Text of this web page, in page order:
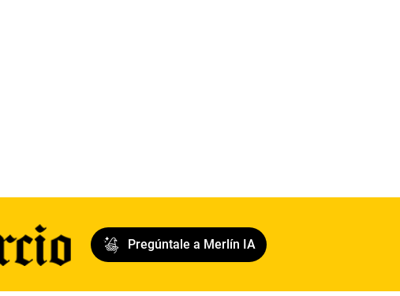
Pregúntale a Merlín IA